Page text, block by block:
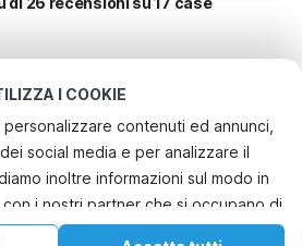
I COOKIE
contenuti ed annunci,
social media e per analizzare il
inoltre informazioni sul modo in
i nostri partner che si occupano di
e social media, i quali
popolari per le
per le vacanze
comps
saint-dionizy
vacanze in Saint-benoit-la-foret
vacanze pet friendly